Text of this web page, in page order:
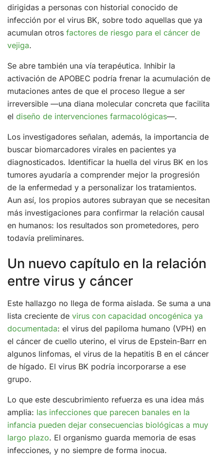
dirigidas a personas con historial conocido de
infección por el virus BK, sobre todo aquellas que ya
acumulan otros factores de riesgo para el cáncer de
vejiga.
Se abre también una vía terapéutica. Inhibir la
activación de APOBEC podría frenar la acumulación de
mutaciones antes de que el proceso llegue a ser
irreversible —una diana molecular concreta que facilita
el diseño de intervenciones farmacológicas—.
Los investigadores señalan, además, la importancia de
buscar biomarcadores virales en pacientes ya
diagnosticados. Identificar la huella del virus BK en los
tumores ayudaría a comprender mejor la progresión
de la enfermedad y a personalizar los tratamientos.
Aun así, los propios autores subrayan que se necesitan
más investigaciones para confirmar la relación causal
en humanos: los resultados son prometedores, pero
todavía preliminares.
Un nuevo capítulo en la relación
entre virus y cáncer
Este hallazgo no llega de forma aislada. Se suma a una
lista creciente de virus con capacidad oncogénica ya
documentada: el virus del papiloma humano (VPH) en
el cáncer de cuello uterino, el virus de Epstein-Barr en
algunos linfomas, el virus de la hepatitis B en el cáncer
de hígado. El virus BK podría incorporarse a ese
grupo.
Lo que este descubrimiento refuerza es una idea más
amplia: las infecciones que parecen banales en la
infancia pueden dejar consecuencias biológicas a muy
largo plazo. El organismo guarda memoria de esas
infecciones, y no siempre de forma inocua.